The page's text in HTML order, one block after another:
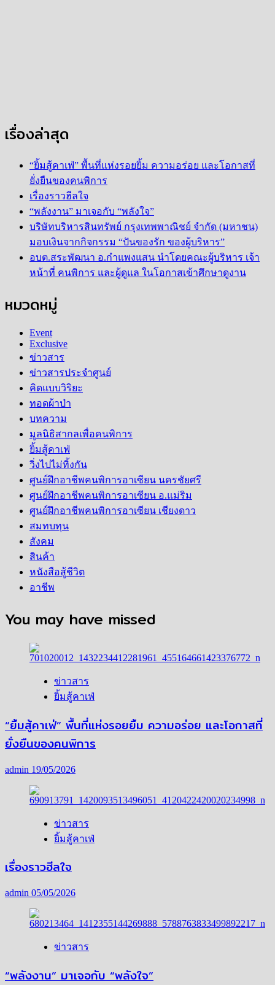
เรื่องล่าสุด
“ยิ้มสู้คาเฟ่” พื้นที่แห่งรอยยิ้ม ความอร่อย และโอกาสที่
ยั่งยืนของคนพิการ
เรื่องราวฮีลใจ
“พลังงาน” มาเจอกับ “พลังใจ”
บริษัทบริหารสินทรัพย์ กรุงเทพพาณิชย์ จำกัด (มหาชน)
มอบเงินจากกิจกรรม “ปันของรัก ของผู้บริหาร”
อบต.สระพัฒนา อ.กำแพงแสน นำโดยคณะผู้บริหาร เจ้า
หน้าที่ คนพิการ และผู้ดูแล ในโอกาสเข้าศึกษาดูงาน
หมวดหมู่
Event
Exclusive
ข่าวสาร
ข่าวสารประจำศูนย์
คิดแบบวิริยะ
ทอดผ้าป่า
บทความ
มูลนิธิสากลเพื่อคนพิการ
ยิ้มสู้คาเฟ่
วิ่งไปไม่ทิ้งกัน
ศูนย์ฝึกอาชีพคนพิการอาเซียน นครชัยศรี
ศูนย์ฝึกอาชีพคนพิการอาเซียน อ.แม่ริม
ศูนย์ฝึกอาชีพคนพิการอาเซียน เชียงดาว
สมทบทุน
สังคม
สินค้า
หนังสือสู้ชีวิต
อาชีพ
You may have missed
ข่าวสาร
ยิ้มสู้คาเฟ่
“ยิ้มสู้คาเฟ่” พื้นที่แห่งรอยยิ้ม ความอร่อย และโอกาสที่
ยั่งยืนของคนพิการ
admin 19/05/2026
ข่าวสาร
ยิ้มสู้คาเฟ่
เรื่องราวฮีลใจ
admin 05/05/2026
ข่าวสาร
“พลังงาน” มาเจอกับ “พลังใจ”